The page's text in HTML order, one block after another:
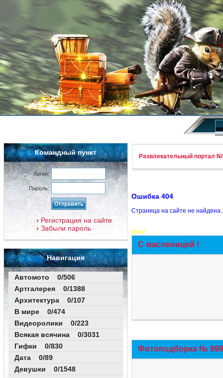
Командный пункт
Логин:
Пароль:
Регистрация на сайте
Забыли пароль
Навигация
Автомото 0/506
Артгалерея 0/1388
Архитектура 0/107
В мире 0/474
Видеоролики 0/223
Всякая всячина 0/3031
Гифки 0/830
Дата 0/89
Девушки 0/1548
Развлекательный портал
Ошибка 404
Страница на сайте не
New!
С масленицей !
Фотоподборка №